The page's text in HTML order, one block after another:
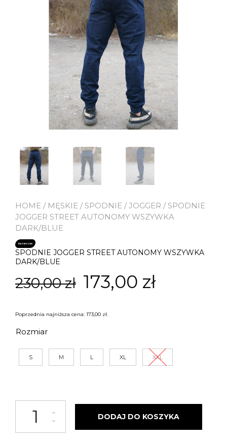
HOME / MĘSKIE / SPODNIE /JOGGER / SPODNIE
JOGGER STREET AUTONOMY WSZYWKA
DARK/BLUE
PROMOCJA!
SPODNIE JOGGER STREET AUTONOMY WSZYWKA
DARK/BLUE
230,00zł Pierwotna
cena
230,00 zł.
173,00 zł
173,00
Poprzednia najniższa cena: 173,00 zł.
Rozmiar
S M L XL XXL
ilość SPODNIE JOGGER STREET AUTONOMY WSZYWKA DARK/BLUE
DODAJ DO KOSZYKA